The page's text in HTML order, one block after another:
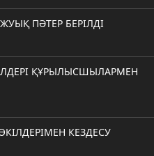
ПӘТЕР БЕРІЛДІ
ҚҰРЫЛЫСШЫЛАРМЕН
КЕЗДЕСУ